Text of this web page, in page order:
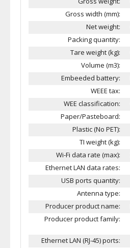
Gross width (mm):
Net weight:
Packing quantity:
Tare weight (kg):
Volume (m3):
Embeeded battery:
WEEE tax:
WEE classification:
Paper/Pasteboard:
Plastic (No PET):
TI weight (kg):
Wi-Fi data rate (max):
Ethernet LAN data rates:
USB ports quantity:
Antenna type:
Producer product name:
Producer product family:
Ethernet LAN (RJ-45) ports: